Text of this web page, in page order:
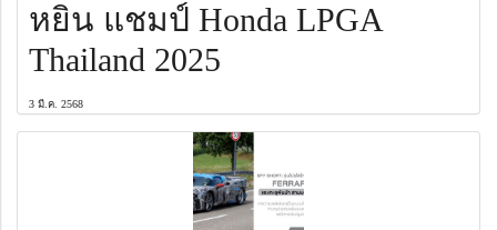
หยิน แชมป์ Honda LPGA
Thailand 2025
3 มี.ค. 2568